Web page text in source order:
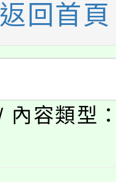
情可洽有
習
及科技
案入校路
育專業人
29、30在
返回首頁
容類型